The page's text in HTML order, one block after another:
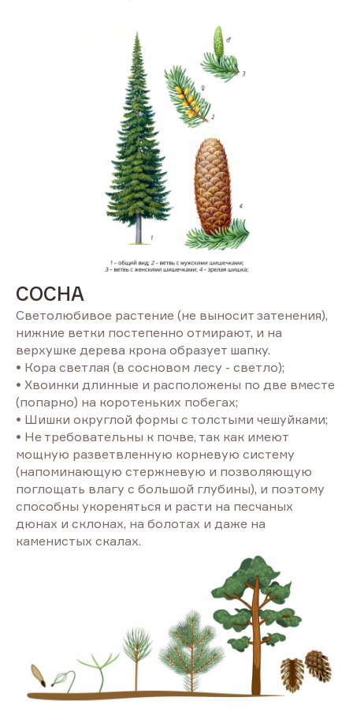
СОСНА
Светолюбивое растение (не выносит затенения),
нижние ветки постепенно отмирают, и на
верхушке дерева крона образует шапку.
• Кора светлая (в сосновом лесу - светло);
• Хвоинки длинные и расположены по две вместе
(попарно) на коротеньких побегах;
• Шишки округлой формы с толстыми чешуйками;
• Не требовательны к почве, так как имеют
мощную разветвленную корневую систему
(напоминающую стержневую и позволяющую
поглощать влагу с большой глубины), и поэтому
способны укореняться и расти на песчаных
дюнах и склонах, на болотах и даже на
каменистых скалах.